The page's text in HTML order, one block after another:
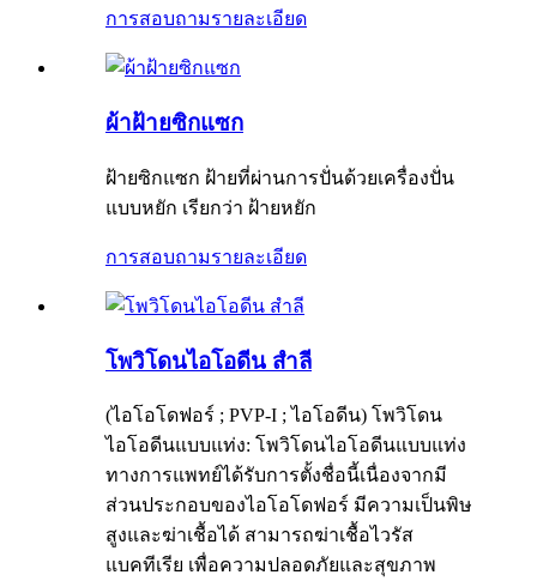
การสอบถามรายละเอียด
ผ้าฝ้ายซิกแซก
ฝ้ายซิกแซก ฝ้ายที่ผ่านการปั่นด้วยเครื่องปั่น
แบบหยัก เรียกว่า ฝ้ายหยัก
การสอบถามรายละเอียด
โพวิโดนไอโอดีน สำลี
(ไอโอโดฟอร์ ; PVP-I ; ไอโอดีน) โพวิโดน
ไอโอดีนแบบแท่ง: โพวิโดนไอโอดีนแบบแท่ง
ทางการแพทย์ได้รับการตั้งชื่อนี้เนื่องจากมี
ส่วนประกอบของไอโอโดฟอร์ มีความเป็นพิษ
สูงและฆ่าเชื้อได้ สามารถฆ่าเชื้อไวรัส
แบคทีเรีย เพื่อความปลอดภัยและสุขภาพ